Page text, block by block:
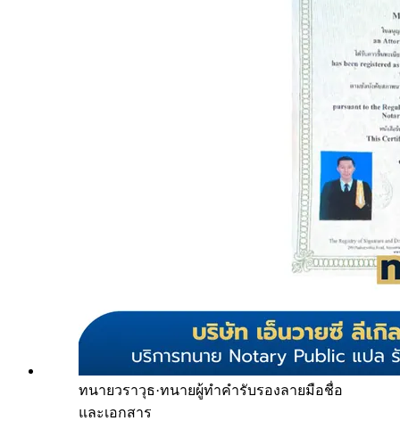
ทนายวราวุธ·ทนายผู้ทำคำรับรองลายมือชื่อ
และเอกสาร